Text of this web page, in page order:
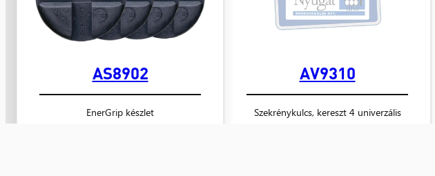
AV9310
Szekrénykulcs, kereszt 4 univerzális
AS8902
EnerGrip készlet